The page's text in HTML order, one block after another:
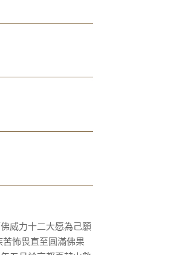
威力十二大愿為己願
怖畏直至圓滿佛果